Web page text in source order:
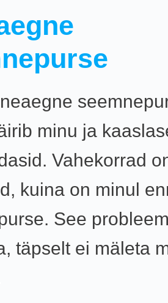
minu ja
Vahekorrad
kuina on minul
See
täpselt ei mäleta